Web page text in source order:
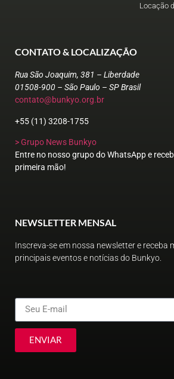
Locação
CONTATO & LOCALIZAÇÃO
Rua São Joaquim, 381 – Liberdade
01508-900 – São Paulo – SP Brasil
contato@bunkyo.org.br
+55 (11) 3208-1755
> Grupo News Bunkyo
Entre no nosso grupo do WhatsApp e
primeira mão!
NEWSLETTER MENSAL
Inscreva-se em nossa newsletter e receba
principais eventos e notícias do Bunkyo.
ENVIAR